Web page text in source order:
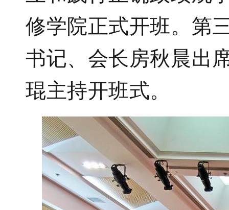
修学院正式开班。第
书记、会长房秋晨出
琨主持开班式。